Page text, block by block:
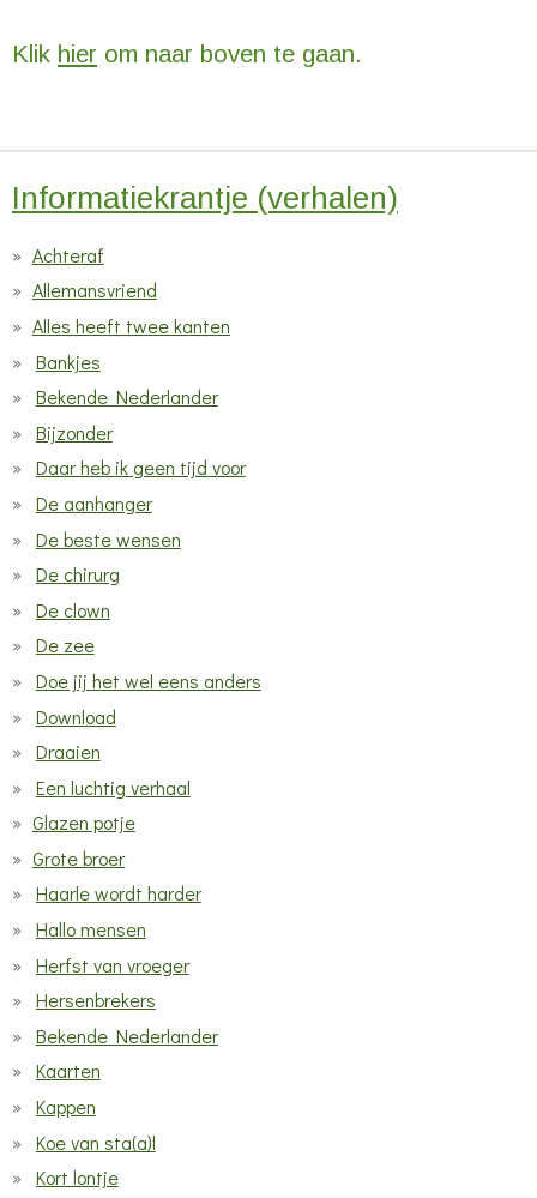
Klik hier om naar boven te gaan.
Informatiekrantje (verhalen)
Achteraf
Allemansvriend
Alles heeft twee kanten
Bankjes
Bekende Nederlander
Bijzonder
Daar heb ik geen tijd voor
De aanhanger
De beste wensen
De chirurg
De clown
De zee
Doe jij het wel eens anders
Download
Draaien
Een luchtig verhaal
Glazen potje
Grote broer
Haarle wordt harder
Hallo mensen
Herfst van vroeger
Hersenbrekers
Bekende Nederlander
Kaarten
Kappen
Koe van sta(a)l
Kort lontje